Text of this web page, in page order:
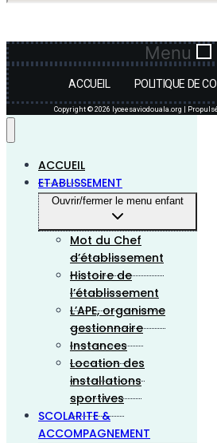
Menu
ACCUEIL POLITIQUE DE
Copyright © 2026 lyceesaviodouala.org |
ACCUEIL
ETABLISSEMENT
Ouvrir/fermer le menu enfant
Mot du Chef
d’établissement
Histoire de
l’établissement
L’APE, organisme
gestionnaire
Instances
Location des
installations
sportives
SCOLARITE &
ACCOMPAGNEMENT